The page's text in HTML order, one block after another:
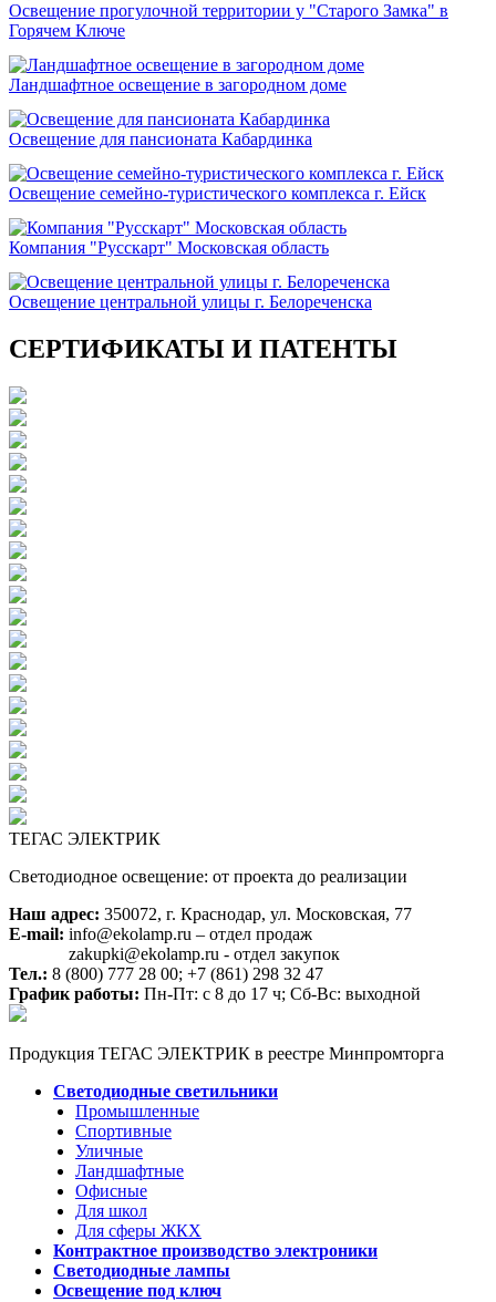
Освещение прогулочной территории у "Старого Замка" в
Горячем Ключе
Ландшафтное освещение в загородном доме
Освещение для пансионата Кабардинка
Освещение семейно-туристического комплекса г. Ейск
Компания "Русскарт" Московская область
Освещение центральной улицы г. Белореченска
СЕРТИФИКАТЫ И ПАТЕНТЫ
ТЕГАС ЭЛЕКТРИК
Светодиодное освещение: от проекта до реализации
Наш адрес: 350072, г. Краснодар, ул. Московская, 77
E-mail: info@ekolamp.ru – отдел продаж
zakupki@ekolamp.ru - отдел закупок
Тел.: 8 (800) 777 28 00; +7 (861) 298 32 47
График работы: Пн-Пт: с 8 до 17 ч; Сб-Вс: выходной
Продукция ТЕГАС ЭЛЕКТРИК в реестре Минпромторга
Светодиодные светильники
Промышленные
Спортивные
Уличные
Ландшафтные
Офисные
Для школ
Для сферы ЖКХ
Контрактное производство электроники
Светодиодные лампы
Освещение под ключ